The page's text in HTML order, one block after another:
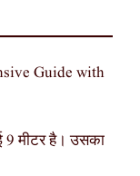
Guide with
9 मीटर है। उसका